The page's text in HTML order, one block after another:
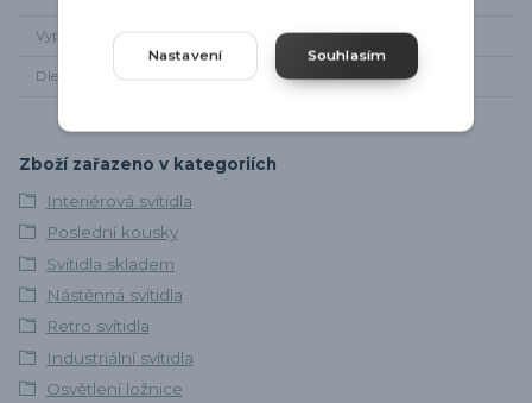
Vypínač
Dle zapojení Kabel do zásuvky
Zboží zařazeno v kategoriích
Interiérová svítidla
Poslední kousky
Svítidla skladem
Nástěnná svítidla
Retro svítidla
Industriální svítidla
Osvětlení ložnice
Nastavení Souhlasím